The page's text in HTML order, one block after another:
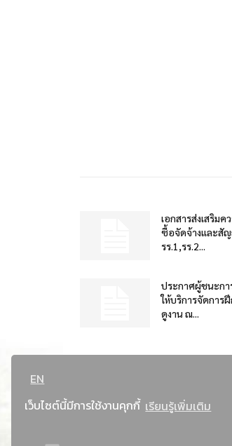
EN
เว็บไซต์นี้มีการใช้งานคุกกี้ เรียนรู้เพิ่มเติม
เอกสารส่งเสริมค
ซื้อจัดจ้างและสั
รร.1,รร.2...
ประกาศผู้ชนะกา
ให้บริการจัดการ
ดูงาน ณ...